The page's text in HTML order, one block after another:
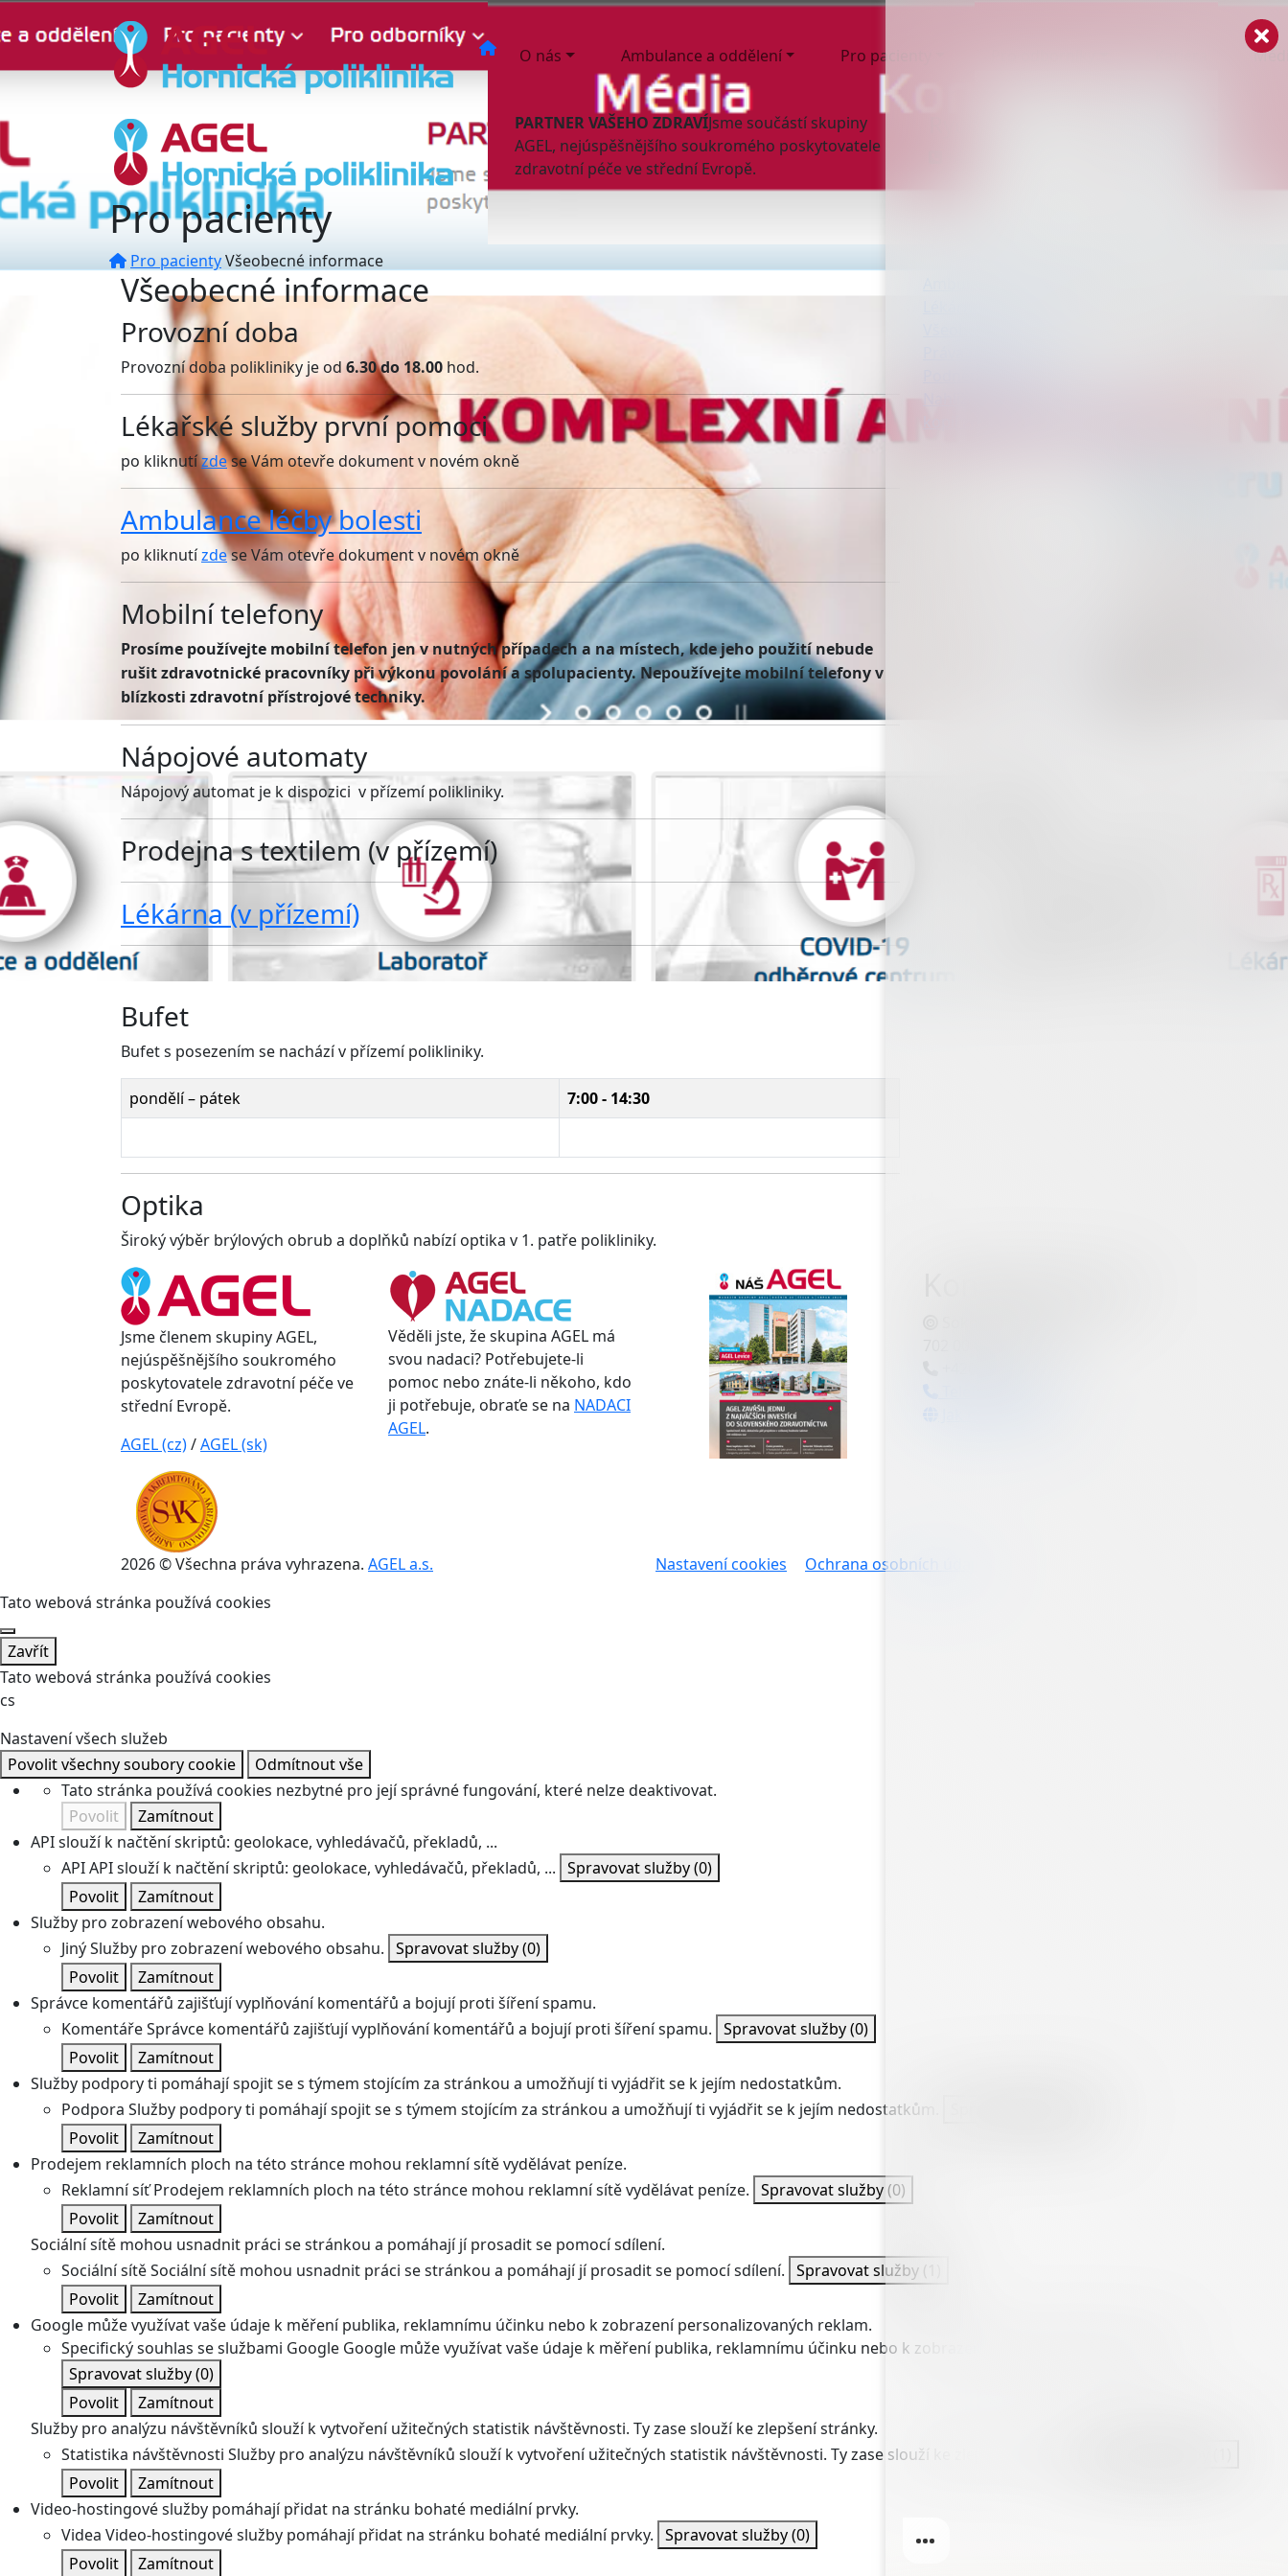
O nás Ambulance a oddělení Pro pacienty
PARTNER VAŠEHO ZDRAVÍJsme součástí skupiny
AGEL, nejúspěšnějšího soukromého poskytovatele
zdravotní péče ve střední Evropě.
Pro pacienty
Pro pacientyVšeobecné informace
Všeobecné informace
Provozní doba
Provozní doba polikliniky je od6.30 do 18.00 hod.
Lékařské služby první pomoci
po kliknutízdese Vám otevře dokument v novém okně
Ambulance léčby bolesti
po kliknutízdese Vám otevře dokument v novém okně
Mobilní telefony
Prosíme používejte mobilní telefon jen v nutných případech a na místech, kde jeho použití nebude
rušit zdravotnické pracovníky při výkonu povolání a spolupacienty. Nepoužívejte mobilní telefony v
blízkosti zdravotní přístrojové techniky.
Nápojové automaty
Nápojový automat je k dispozici v přízemí polikliniky.
Prodejna s textilem (v přízemí)
Lékárna (v přízemí)
Bufet
Bufet s posezením se nachází v přízemí polikliniky.
pondělí – pátek 7:00 - 14:30
Optika
Široký výběr brýlových obrub a doplňků nabízí optika v 1. patře polikliniky.
Jsme členem skupiny AGEL,
nejúspěšnějšího soukromého
poskytovatele zdravotní péče ve
střední Evropě.
AGEL (cz)/AGEL (sk)
Věděli jste, že skupina AGEL má
svou nadaci? Potřebujete-li
pomoc nebo znáte-li někoho, kdo
ji potřebuje, obraťe se na NADACI
AGEL.
2026 © Všechna práva vyhrazena. AGEL a.s. Nastavení cookies
Ochrana osobních údajů
Tato webová stránka používá cookies
Zavřít
Tato webová stránka používá cookies
cs
Nastavení všech služeb
Povolit všechny soubory cookie
Odmítnout vše
Tato stránka používá cookies nezbytné pro její správné fungování, které nelze deaktivovat.
Povolit
Zamítnout
API slouží k načtění skriptů: geolokace, vyhledávačů, překladů, ...
APIAPI slouží k načtění skriptů: geolokace, vyhledávačů, překladů, ... Spravovat služby(0)
Povolit
Zamítnout
Služby pro zobrazení webového obsahu.
JinýSlužby pro zobrazení webového obsahu. Spravovat služby(0)
Povolit
Zamítnout
Správce komentářů zajišťují vyplňování komentářů a bojují proti šíření spamu.
KomentářeSprávce komentářů zajišťují vyplňování komentářů a bojují proti šíření spamu. Spravovat služby(0)
Povolit
Zamítnout
Služby podpory ti pomáhají spojit se s týmem stojícím za stránkou a umožňují ti vyjádřit se k jejím nedostatkům.
Podpora Služby podpory ti pomáhají spojit se s týmem stojícím za stránkou a umožňují ti vyjádřit se k jejím nedostatkům.
Povolit
Zamítnout
Prodejem reklamních ploch na této stránce mohou reklamní sítě vydělávat peníze.
Reklamní síť Prodejem reklamních ploch na této stránce mohou reklamní sítě vydělávat peníze. Spravovat služby(0)
Povolit
Zamítnout
Sociální sítě mohou usnadnit práci se stránkou a pomáhají jí prosadit se pomocí sdílení.
Sociální sítěSociální sítě mohou usnadnit práci se stránkou a pomáhají jí prosadit se pomocí sdílení. Spravovat služby (1)
Povolit
Zamítnout
Google může využívat vaše údaje k měření publika, reklamnímu účinku nebo k zobrazení personalizovaných reklam.
Specifický souhlas se službami Google Google může využívat vaše údaje k měření publika, reklamnímu účinku nebo k zobrazení personalizovaných reklam.
Spravovat služby(0)
Povolit
Zamítnout
Služby pro analýzu návštěvníků slouží k vytvoření užitečných statistik návštěvnosti. Ty zase slouží ke zlepšení stránky.
Statistika návštěvnosti Služby pro analýzu návštěvníků slouží k vytvoření užitečných statistik návštěvnosti. Ty zase slouží ke zlepšení stránky.
Povolit
Zamítnout
Video-hostingové služby pomáhají přidat na stránku bohaté mediální prvky.
Videa Video-hostingové služby pomáhají přidat na stránku bohaté mediální prvky. Spravovat služby(0)
Povolit
Zamítnout